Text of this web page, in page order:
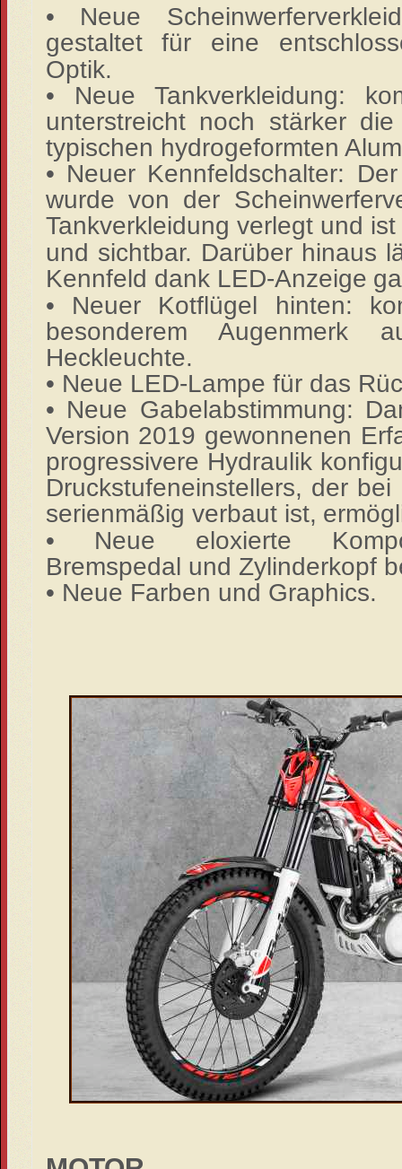
• Neue
gestaltet für eine
Optik.
• Neue Tankverkleidung:
unterstreicht noch stärker
typischen hydrogeformten
• Neuer Kennfeldschalter:
wurde von der
Tankverkleidung verlegt und
und sichtbar. Darüber hinaus
Kennfeld dank LED-Anzeige
• Neuer Kotflügel hinten:
besonderem
Heckleuchte.
• Neue LED-Lampe für das
• Neue Gabelabstimmung:
Version 2019 gewonnenen
progressivere Hydraulik
Druckstufeneinstellers, der
serienmäßig verbaut ist,
• Neue eloxierte
Bremspedal und Zylinderkopf
• Neue Farben und Graphics.